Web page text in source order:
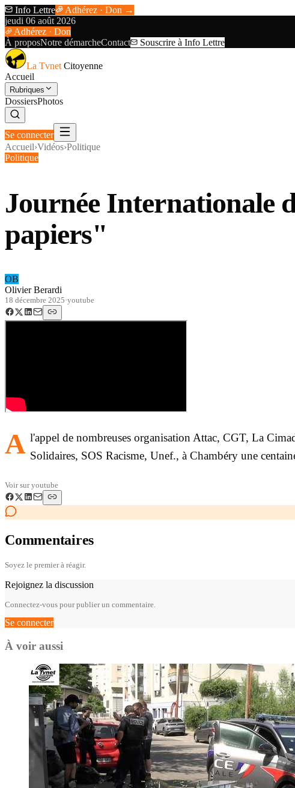
Info Lettre
Adhérez · Don →
jeudi 06 août 2026
Adhérez · Don
À proposNotre démarcheContact Souscrire à Info Lettre
La Tvnet Citoyenne
Accueil
Rubriques
DossiersPhotos
Se connecter
Accueil›Vidéos›Politique
Politique
Journée Internationale
papiers"
OB
Olivier Berardi
18 décembre 2025·youtube
A l'appel de nombreuses organisation Attac, CGT, La
Solidaires, SOS Racisme, Unef., à Chambéry une
Voir suryoutube
Commentaires
Soyez le premier à réagir.
Rejoignez la discussion
Connectez-vous pour publier un commentaire.
Se connecter
À voir aussi